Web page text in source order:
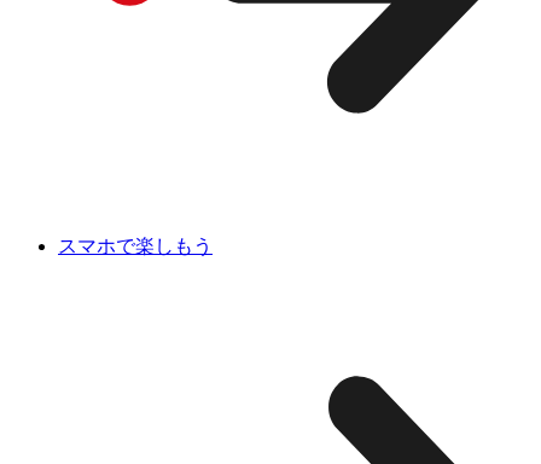
スマホで楽しもう